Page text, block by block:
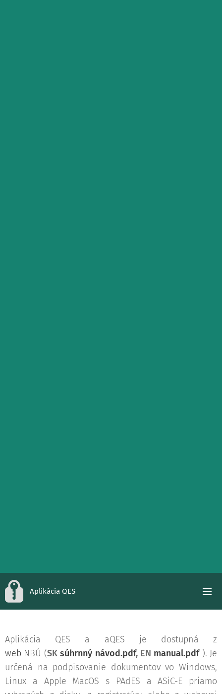
Aplikácia QES
Aplikácia QES a aQES je dostupná z
web NBÚ (SKsúhrnný návod.pdf, EN manual.pdf ). Je
určená na podpisovanie dokumentov vo Windows,
Linux a Apple MacOS s PAdES a ASiC-E priamo